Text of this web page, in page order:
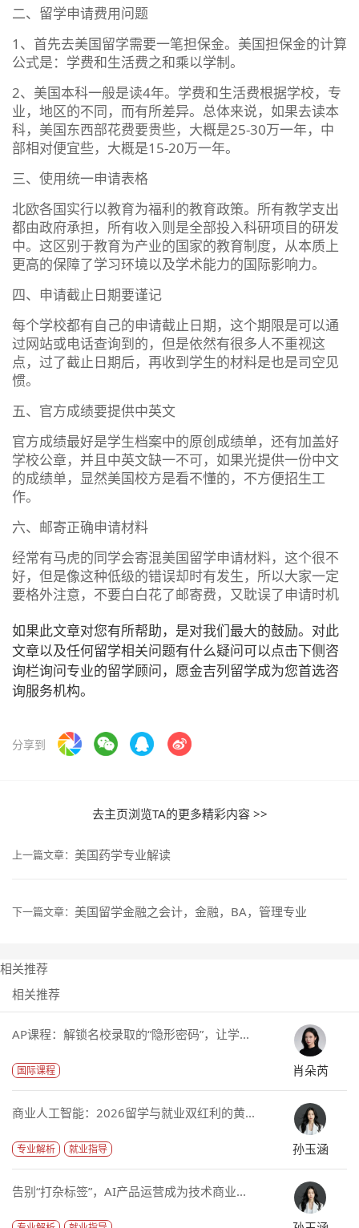
二、留学申请费用问题
1、首先去美国留学需要一笔担保金。美国担保金的计算
公式是：学费和生活费之和乘以学制。
2、美国本科一般是读4年。学费和生活费根据学校，专
业，地区的不同，而有所差异。总体来说，如果去读本
科，美国东西部花费要贵些，大概是25-30万一年，中
部相对便宜些，大概是15-20万一年。
三、使用统一申请表格
北欧各国实行以教育为福利的教育政策。所有教学支出
都由政府承担，所有收入则是全部投入科研项目的研发
中。这区别于教育为产业的国家的教育制度，从本质上
更高的保障了学习环境以及学术能力的国际影响力。
四、申请截止日期要谨记
每个学校都有自己的申请截止日期，这个期限是可以通
过网站或电话查询到的，但是依然有很多人不重视这
点，过了截止日期后，再收到学生的材料是也是司空见
惯。
五、官方成绩要提供中英文
官方成绩最好是学生档案中的原创成绩单，还有加盖好
学校公章，并且中英文缺一不可，如果光提供一份中文
的成绩单，显然美国校方是看不懂的，不方便招生工
作。
六、邮寄正确申请材料
经常有马虎的同学会寄混美国留学申请材料，这个很不
好，但是像这种低级的错误却时有发生，所以大家一定
要格外注意，不要白白花了邮寄费，又耽误了申请时机
如果此文章对您有所帮助，是对我们最大的鼓励。对此
文章以及任何留学相关问题有什么疑问可以点击下侧咨
询栏询问专业的留学顾问，愿金吉列留学成为您首选咨
询服务机构。
分享到
去主页浏览TA的更多精彩内容 >>
上一篇文章： 美国药学专业解读
下一篇文章： 美国留学金融之会计，金融，BA，管理专业
相关推荐
相关推荐
AP课程：解锁名校录取的“隐形密码”，让学...
国际课程 肖朵芮
商业人工智能：2026留学与就业双红利的黄...
专业解析 就业指导 孙玉涵
告别“打杂标签”，AI产品运营成为技术商业...